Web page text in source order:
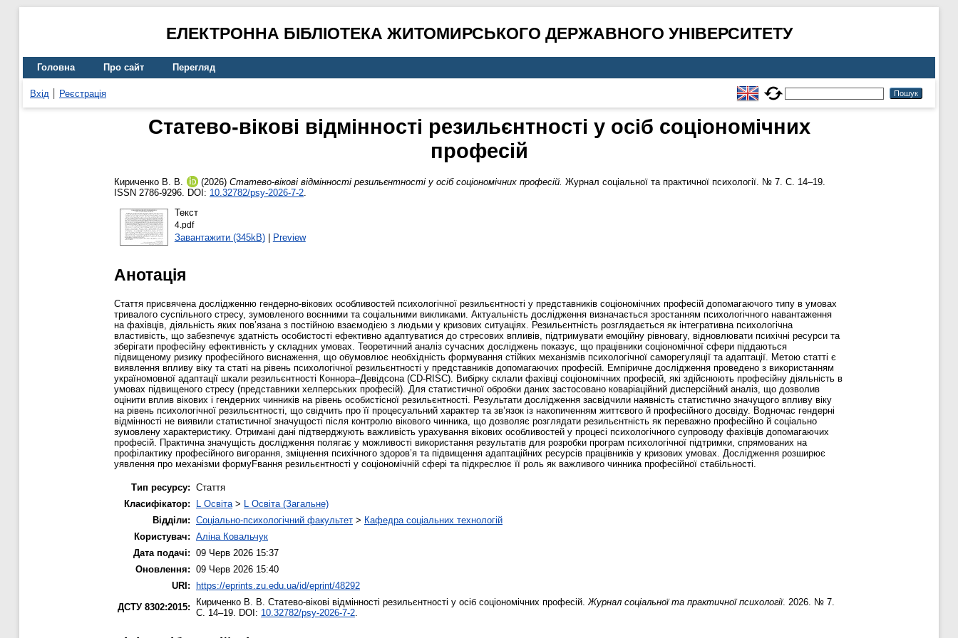
ЕЛЕКТРОННА БІБЛІОТЕКА ЖИТОМИРСЬКОГО ДЕРЖАВНОГО УНІВЕРСИТЕТУ
Головна Про сайт Перегляд
Вхід Реєстрація
Статево-вікові відмінності резильєнтності у осіб соціономічних
професій
Кириченко В. В. (2026) Статево-вікові відмінності резильєнтності у осіб соціономічних професій. Журнал соціальної та практичної психології. № 7. С. 14–19.
ISSN 2786-9296. DOI: 10.32782/psy-2026-7-2.
Текст
4.pdf
Завантажити (345kB)| Preview
Анотація
Стаття присвячена дослідженню гендерно-вікових особливостей психологічної резильєнтності у представників соціономічних професій допомагаючого типу в умовах
тривалого суспільного стресу, зумовленого воєнними та соціальними викликами. Актуальність дослідження визначається зростанням психологічного навантаження
на фахівців, діяльність яких пов’язана з постійною взаємодією з людьми у кризових ситуаціях. Резильєнтність розглядається як інтегративна психологічна
властивість, що забезпечує здатність особистості ефективно адаптуватися до стресових впливів, підтримувати емоційну рівновагу, відновлювати психічні ресурси та
зберігати професійну ефективність у складних умовах. Теоретичний аналіз сучасних досліджень показує, що працівники соціономічної сфери піддаються
підвищеному ризику професійного виснаження, що обумовлює необхідність формування стійких механізмів психологічної саморегуляції та адаптації. Метою статті є
виявлення впливу віку та статі на рівень психологічної резильєнтності у представників допомагаючих професій. Емпіричне дослідження проведено з використанням
україномовної адаптації шкали резильєнтності Коннора–Девідсона (CD-RISC). Вибірку склали фахівці соціономічних професій, які здійснюють професійну діяльність в
умовах підвищеного стресу (представники хелперських професій). Для статистичної обробки даних застосовано коваріаційний дисперсійний аналіз, що дозволив
оцінити вплив вікових і гендерних чинників на рівень особистісної резильєнтності. Результати дослідження засвідчили наявність статистично значущого впливу віку
на рівень психологічної резильєнтності, що свідчить про її процесуальний характер та зв’язок із накопиченням життєвого й професійного досвіду. Водночас гендерні
відмінності не виявили статистичної значущості після контролю вікового чинника, що дозволяє розглядати резильєнтність як переважно професійно й соціально
зумовлену характеристику. Отримані дані підтверджують важливість урахування вікових особливостей у процесі психологічного супроводу фахівців допомагаючих
професій. Практична значущість дослідження полягає у можливості використання результатів для розробки програм психологічної підтримки, спрямованих на
профілактику професійного вигорання, зміцнення психічного здоров’я та підвищення адаптаційних ресурсів працівників у кризових умовах. Дослідження розширює
уявлення про механізми формуFвання резильєнтності у соціономічній сфері та підкреслює її роль як важливого чинника професійної стабільності.
Тип ресурсу: Стаття
Класифікатор:
L Освіта > L Освіта (Загальне)
Відділи: Соціально-психологічний факультет > Кафедра соціальних технологій
Користувач: Аліна Ковальчук
Дата подачі: 09 Черв 2026 15:37
Оновлення: 09 Черв 2026 15:40
URI: https://eprints.zu.edu.ua/id/eprint/48292
ДСТУ 8302:2015:
Кириченко В. В. Статево-вікові відмінності резильєнтності у осіб соціономічних професій. Журнал соціальної та практичної психології. 2026. № 7.
С. 14–19. DOI: 10.32782/psy-2026-7-2